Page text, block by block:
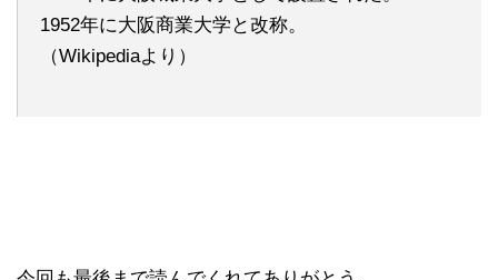
1952年に大阪商業大学と改称。
（Wikipediaより）